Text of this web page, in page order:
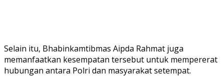
Selain itu, Bhabinkamtibmas Aipda Rahmat juga
memanfaatkan kesempatan tersebut untuk mempererat
hubungan antara Polri dan masyarakat setempat.